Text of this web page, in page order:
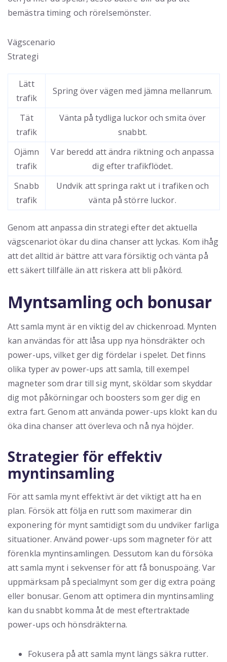
bemästra timing och rörelsemönster.
Vägscenario
Strategi
Lätt
trafik
Spring över vägen med jämna mellanrum.
Tät
trafik
Vänta på tydliga luckor och smita över
snabbt.
Ojämn
trafik
Var beredd att ändra riktning och anpassa
dig efter trafikflödet.
Snabb
trafik
Undvik att springa rakt ut i trafiken och
vänta på större luckor.
Genom att anpassa din strategi efter det aktuella
vägscenariot ökar du dina chanser att lyckas. Kom ihåg
att det alltid är bättre att vara försiktig och vänta på
ett säkert tillfälle än att riskera att bli påkörd.
Myntsamling och bonusar
Att samla mynt är en viktig del av chickenroad. Mynten
kan användas för att låsa upp nya hönsdräkter och
power-ups, vilket ger dig fördelar i spelet. Det finns
olika typer av power-ups att samla, till exempel
magneter som drar till sig mynt, sköldar som skyddar
dig mot påkörningar och boosters som ger dig en
extra fart. Genom att använda power-ups klokt kan du
öka dina chanser att överleva och nå nya höjder.
Strategier för effektiv
myntinsamling
För att samla mynt effektivt är det viktigt att ha en
plan. Försök att följa en rutt som maximerar din
exponering för mynt samtidigt som du undviker farliga
situationer. Använd power-ups som magneter för att
förenkla myntinsamlingen. Dessutom kan du försöka
att samla mynt i sekvenser för att få bonuspoäng. Var
uppmärksam på specialmynt som ger dig extra poäng
eller bonusar. Genom att optimera din myntinsamling
kan du snabbt komma åt de mest eftertraktade
power-ups och hönsdräkterna.
Fokusera på att samla mynt längs säkra rutter.